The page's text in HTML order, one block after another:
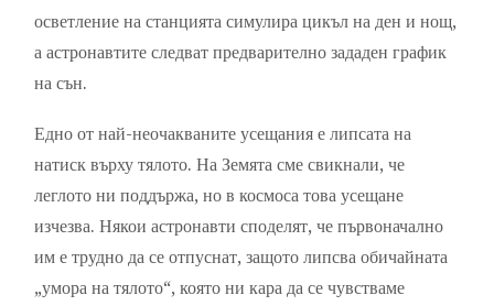
осветление на станцията симулира цикъл на ден и нощ,
а астронавтите следват предварително зададен график
на сън.
Едно от най-неочакваните усещания е липсата на
натиск върху тялото. На Земята сме свикнали, че
леглото ни поддържа, но в космоса това усещане
изчезва. Някои астронавти споделят, че първоначално
им е трудно да се отпуснат, защото липсва обичайната
„умора на тялото“, която ни кара да се чувстваме